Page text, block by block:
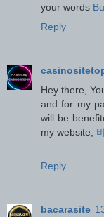
your words
Reply
Hey there,
and for my
will be
my website;
Reply
bacarasite